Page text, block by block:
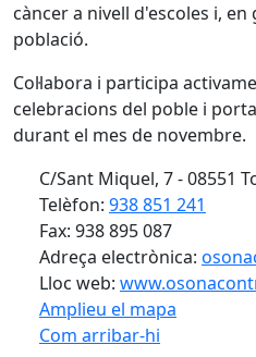
càncer a nivell d'escoles i,
població.
Col·labora i participa
celebracions del poble i
durant el mes de novembre.
C/Sant Miquel, 7 - 08551
Telèfon: 938 851 241
Fax: 938 895 087
Adreça electrònica:
Lloc web:
Amplieu el mapa
Com arribar-hi